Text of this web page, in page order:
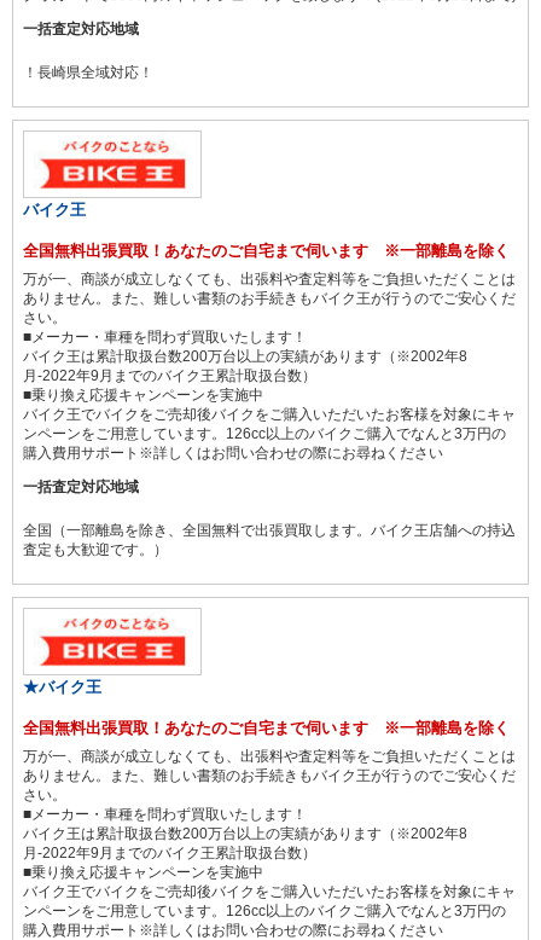
一括査定対応地域
！長崎県全域対応！
バイク王
全国無料出張買取！あなたのご自宅まで伺います ※一部離島を除く
万が一、商談が成立しなくても、出張料や査定料等をご負担いただくことは
ありません。また、難しい書類のお手続きもバイク王が行うのでご安心くだ
さい。
■メーカー・車種を問わず買取いたします！
バイク王は累計取扱台数200万台以上の実績があります（※2002年8
月-2022年9月までのバイク王累計取扱台数）
■乗り換え応援キャンペーンを実施中
バイク王でバイクをご売却後バイクをご購入いただいたお客様を対象にキャ
ンペーンをご用意しています。126cc以上のバイクご購入でなんと3万円の
購入費用サポート※詳しくはお問い合わせの際にお尋ねください
一括査定対応地域
全国（一部離島を除き、全国無料で出張買取します。バイク王店舗への持込
査定も大歓迎です。）
★バイク王
全国無料出張買取！あなたのご自宅まで伺います ※一部離島を除く
万が一、商談が成立しなくても、出張料や査定料等をご負担いただくことは
ありません。また、難しい書類のお手続きもバイク王が行うのでご安心くだ
さい。
■メーカー・車種を問わず買取いたします！
バイク王は累計取扱台数200万台以上の実績があります（※2002年8
月-2022年9月までのバイク王累計取扱台数）
■乗り換え応援キャンペーンを実施中
バイク王でバイクをご売却後バイクをご購入いただいたお客様を対象にキャ
ンペーンをご用意しています。126cc以上のバイクご購入でなんと3万円の
購入費用サポート※詳しくはお問い合わせの際にお尋ねください